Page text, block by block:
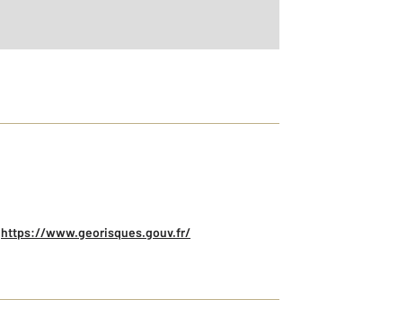
https://www.georisques.gouv.fr/